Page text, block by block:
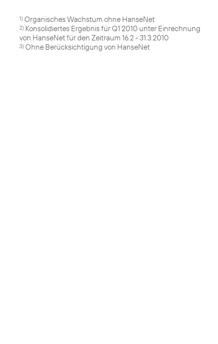
1)
2) Konsolidiertes Ergebnis für Q1 2010 unter Einrechnung
3) Ohne Berücksichtigung von HanseNet